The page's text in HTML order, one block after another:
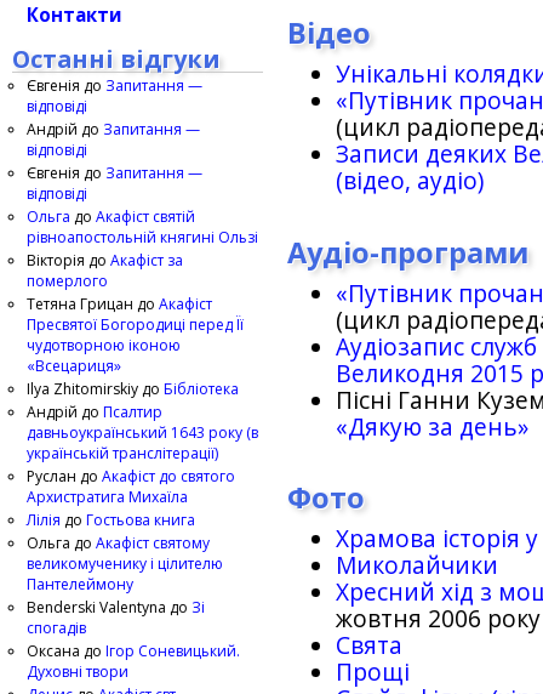
Відео
Унікальні
«Путівник
(цикл
Записи деяких
(відео, аудіо)
Аудіо-програми
«Путівник
(цикл
Аудіозапис
Великодня 2015
Пісні Ганни
«Дякую за день»
Фото
Храмова історія
Миколайчики
Хресний хід з
жовтня 2006 року
Свята
Прощі
Контакти
Останні відгуки
Євгенія до Запитання —
відповіді
Андрій до Запитання —
відповіді
Євгенія до Запитання —
відповіді
Ольга до Акафіст святій
рівноапостольній княгині Ользі
Вікторія до Акафіст за
померлого
Тетяна Грицан до Акафіст
Пресвятої Богородиці перед Її
чудотворною іконою
«Всецариця»
Ilya Zhitomirskiy до Бібліотека
Андрій до Псалтир
давньоукраїнський 1643 року (в
українській транслітерації)
Руслан до Акафіст до святого
Архистратига Михаїла
Лілія до Гостьова книга
Ольга до Акафіст святому
великомученику і цілителю
Пантелеймону
Benderski Valentyna до Зі
спогадів
Оксана до Ігор Соневицький.
Духовні твори